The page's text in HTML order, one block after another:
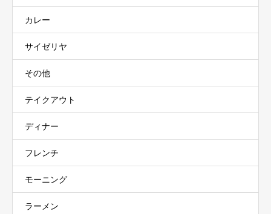
カレー
サイゼリヤ
その他
テイクアウト
ディナー
フレンチ
モーニング
ラーメン